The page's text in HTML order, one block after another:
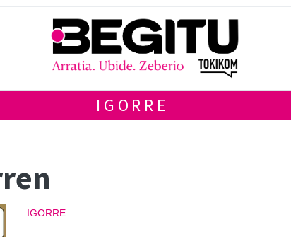
IGORRE
IGORRE